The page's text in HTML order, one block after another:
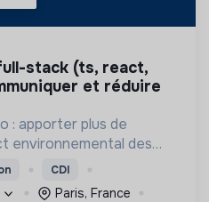
et réduire
: apporter plus de
environnemental des
à mesurer, réduire
!
CDI
Paris, France